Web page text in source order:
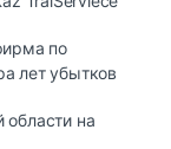
по
лет убытков
на